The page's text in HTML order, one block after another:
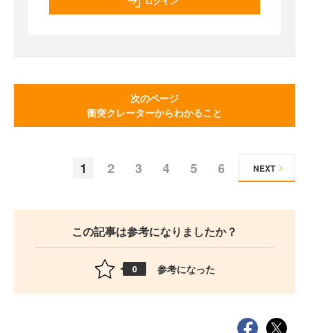
次のページ
衝突クレーターからわかること
1 2 3 4 5 6 NEXT
この記事は参考になりましたか？
0 参考になった